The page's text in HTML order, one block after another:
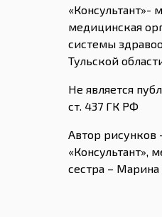
«Консультант»-
медицинская
системы
Тульской
Не является
ст. 437 ГК РФ
Автор рисунков
«Консультант»,
сестра –